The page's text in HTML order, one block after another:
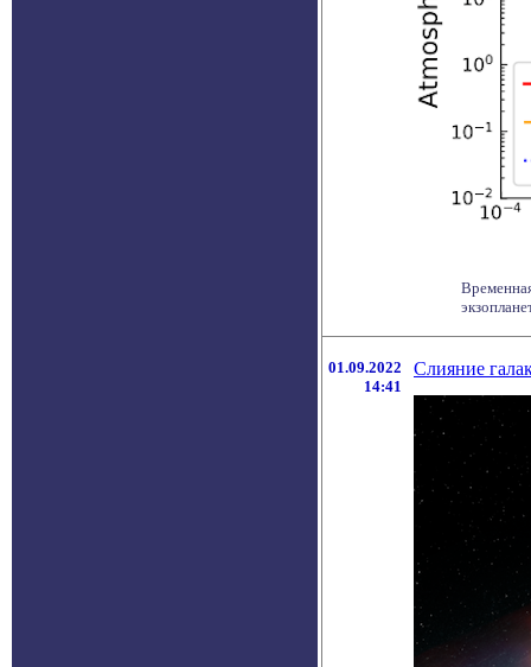
01.09.2022
14:41
Слияние